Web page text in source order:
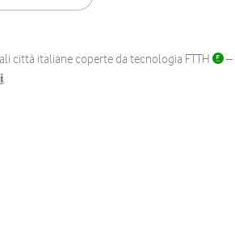
città italiane coperte da tecnologia FTTH
–
.